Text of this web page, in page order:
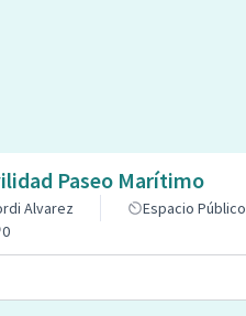
Paseo Marítimo
Alvarez
Espacio Público
0